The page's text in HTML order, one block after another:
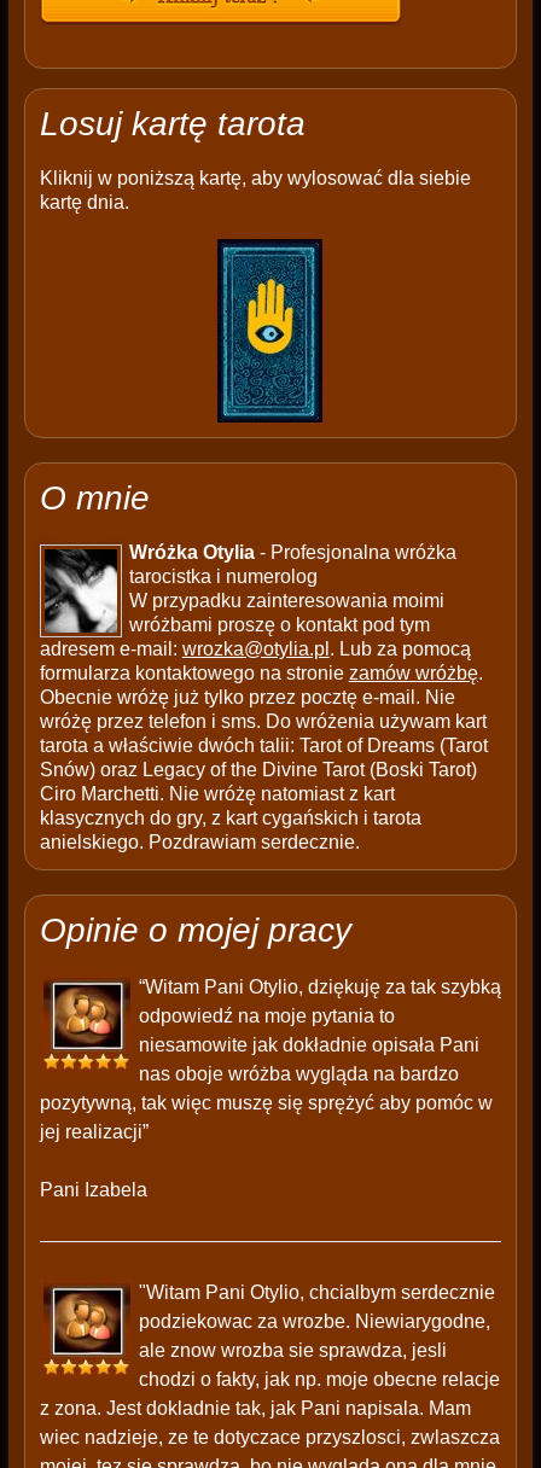
Losuj kartę tarota
Kliknij w poniższą kartę, aby wylosować dla siebie
kartę dnia.
O mnie
Wróżka Otylia- Profesjonalna wróżka
tarocistka i numerolog
W przypadku zainteresowania moimi
wróżbami proszę o kontakt pod tym
adresem e-mail: wrozka@otylia.pl . Lub za pomocą
formularza kontaktowego na stronie zamów wróżbę.
Obecnie wróżę już tylko przez pocztę e-mail. Nie
wróżę przez telefon i sms. Do wróżenia używam kart
tarota a właściwie dwóch talii: Tarot of Dreams (Tarot
Snów) oraz Legacy of the Divine Tarot (Boski Tarot)
Ciro Marchetti. Nie wróżę natomiast z kart
klasycznych do gry, z kart cygańskich i tarota
anielskiego. Pozdrawiam serdecznie.
Opinie o mojej pracy
“Witam Pani Otylio, dziękuję za tak szybką
odpowiedź na moje pytania to
niesamowite jak dokładnie opisała Pani
nas oboje wróżba wygląda na bardzo
pozytywną, tak więc muszę się sprężyć aby pomóc w
jej realizacji”
Pani Izabela
"Witam Pani Otylio, chcialbym serdecznie
podziekowac za wrozbe. Niewiarygodne,
ale znow wrozba sie sprawdza, jesli
chodzi o fakty, jak np. moje obecne relacje
z zona. Jest dokladnie tak, jak Pani napisala. Mam
wiec nadzieje, ze te dotyczace przyszlosci, zwlaszcza